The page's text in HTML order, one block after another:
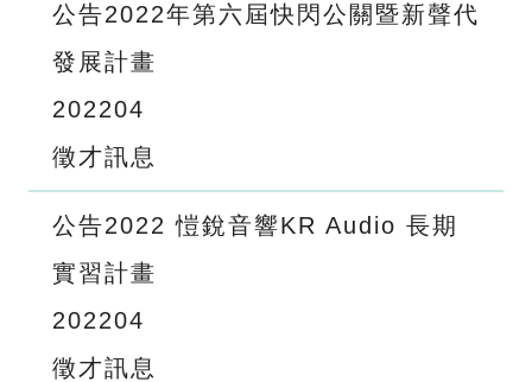
公告2022年第六屆快閃公關暨新聲代
發展計畫
202204
徵才訊息
公告2022 愷銳音響KR Audio 長期
實習計畫
202204
徵才訊息